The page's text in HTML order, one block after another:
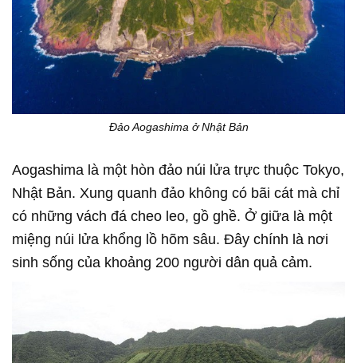
Đảo Aogashima ở Nhật Bản
Aogashima là một hòn đảo núi lửa trực thuộc Tokyo,
Nhật Bản. Xung quanh đảo không có bãi cát mà chỉ
có những vách đá cheo leo, gồ ghề. Ở giữa là một
miệng núi lửa khổng lồ hõm sâu. Đây chính là nơi
sinh sống của khoảng 200 người dân quả cảm.